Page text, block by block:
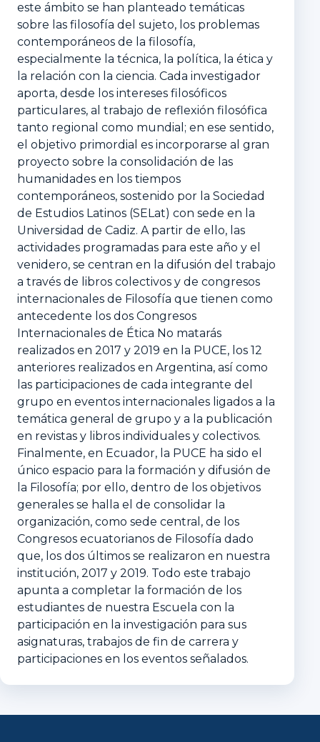
este ámbito se han planteado temáticas
sobre las filosofía del sujeto, los problemas
contemporáneos de la filosofía,
especialmente la técnica, la política, la ética y
la relación con la ciencia. Cada investigador
aporta, desde los intereses filosóficos
particulares, al trabajo de reflexión filosófica
tanto regional como mundial; en ese sentido,
el objetivo primordial es incorporarse al gran
proyecto sobre la consolidación de las
humanidades en los tiempos
contemporáneos, sostenido por la Sociedad
de Estudios Latinos (SELat) con sede en la
Universidad de Cadiz. A partir de ello, las
actividades programadas para este año y el
venidero, se centran en la difusión del trabajo
a través de libros colectivos y de congresos
internacionales de Filosofía que tienen como
antecedente los dos Congresos
Internacionales de Ética No matarás
realizados en 2017 y 2019 en la PUCE, los 12
anteriores realizados en Argentina, así como
las participaciones de cada integrante del
grupo en eventos internacionales ligados a la
temática general de grupo y a la publicación
en revistas y libros individuales y colectivos.
Finalmente, en Ecuador, la PUCE ha sido el
único espacio para la formación y difusión de
la Filosofía; por ello, dentro de los objetivos
generales se halla el de consolidar la
organización, como sede central, de los
Congresos ecuatorianos de Filosofía dado
que, los dos últimos se realizaron en nuestra
institución, 2017 y 2019. Todo este trabajo
apunta a completar la formación de los
estudiantes de nuestra Escuela con la
participación en la investigación para sus
asignaturas, trabajos de fin de carrera y
participaciones en los eventos señalados.